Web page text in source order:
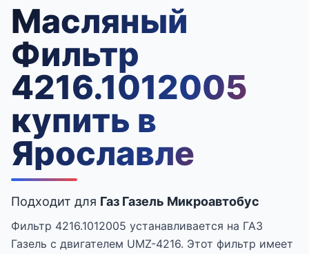
Масляный
Фильтр
4216.1012005
купить в
Ярославле
Подходит для Газ Газель Микроавтобус
Фильтр 4216.1012005 устанавливается на ГАЗ
Газель с двигателем UMZ-4216. Этот фильтр имеет